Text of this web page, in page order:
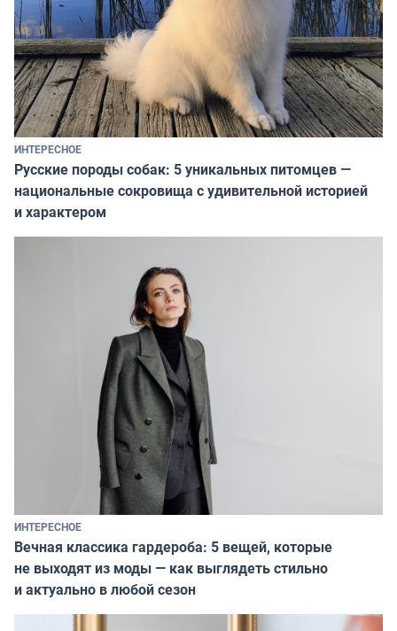
ИНТЕРЕСНОЕ
Русские породы собак: 5 уникальных питомцев —
национальные сокровища с удивительной историей
и характером
ИНТЕРЕСНОЕ
Вечная классика гардероба: 5 вещей, которые
не выходят из моды — как выглядеть стильно
и актуально в любой сезон